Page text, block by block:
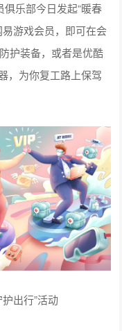
乐部今日发起“暖春
游戏会员，即可在会
护装备，或者是优酷
，为你复工路上保驾
出行”活动